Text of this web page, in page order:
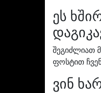
ეს
შეგიძლიათ
ფოსტით
ვინ